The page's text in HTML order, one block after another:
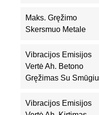
Maks. Gręžimo
Skersmuo Metale
Vibracijos Emisijos
Vertė Ah. Betono
Gręžimas Su Smūgiu
Vibracijos Emisijos